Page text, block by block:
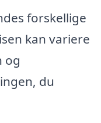
forskellige
kan variere
og
du